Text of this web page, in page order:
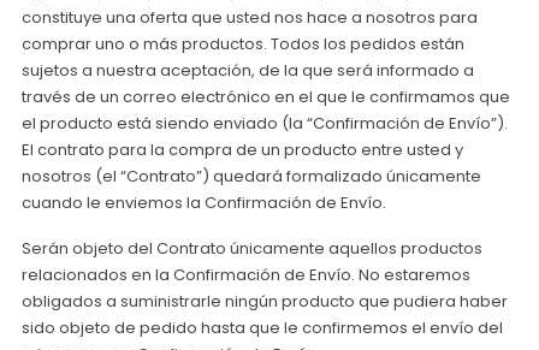
constituye una oferta que usted nos hace a nosotros para
comprar uno o más productos. Todos los pedidos están
sujetos a nuestra aceptación, de la que será informado a
través de un correo electrónico en el que le confirmamos que
el producto está siendo enviado (la “Confirmación de Envío”).
El contrato para la compra de un producto entre usted y
nosotros (el “Contrato”) quedará formalizado únicamente
cuando le enviemos la Confirmación de Envío.
Serán objeto del Contrato únicamente aquellos productos
relacionados en la Confirmación de Envío. No estaremos
obligados a suministrarle ningún producto que pudiera haber
sido objeto de pedido hasta que le confirmemos el envío del